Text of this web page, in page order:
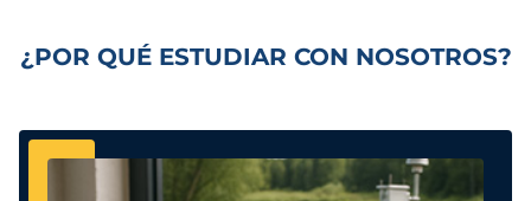
¿POR QUÉ ESTUDIAR CON NOSOTROS?